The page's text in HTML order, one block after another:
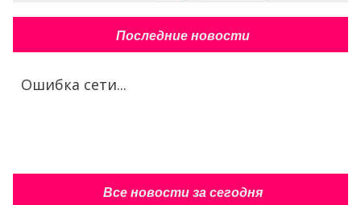
Последние новости
Ошибка сети...
Все новости за сегодня